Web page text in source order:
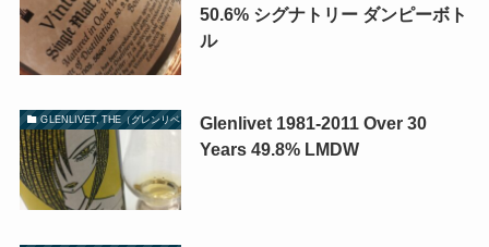
50.6% シグナトリー ダンピーボト
ル
GLENLIVET, THE（グレンリベット）Glenlivet 1981-2011 Over 30
Years 49.8% LMDW